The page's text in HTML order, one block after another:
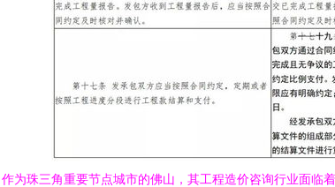
为珠三角重要节点城市的佛山，其工程造价咨询行业面